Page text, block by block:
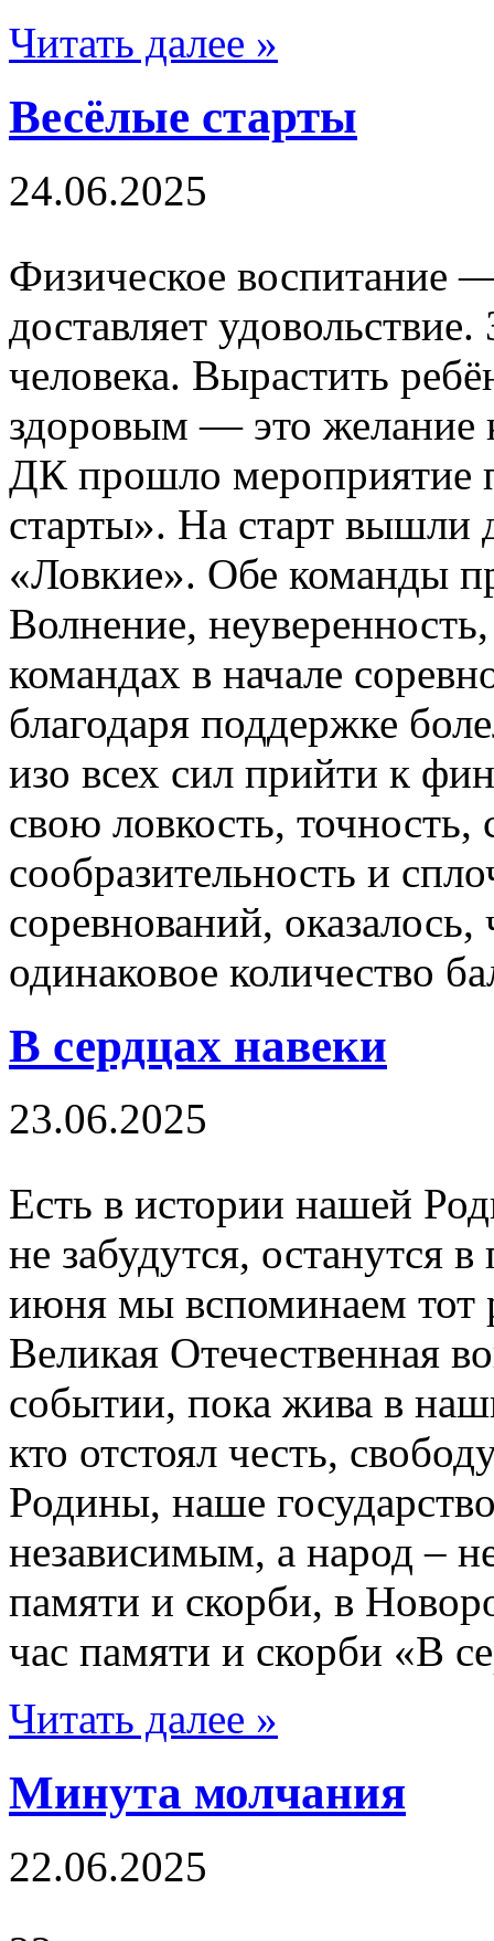
Читать далее »
Весёлые старты
24.06.2025
Физическое воспитание
доставляет
человека. Вырастить
здоровым — это желание
ДК прошло мероприятие
старты». На старт
«Ловкие». Обе команды
Волнение,
командах в начале
благодаря поддержке
изо всех сил прийти к
свою ловкость, точность,
сообразительность и
соревнований,
одинаковое количество
В сердцах навеки
23.06.2025
Есть в истории нашей
не забудутся, останутся
июня мы вспоминаем тот
Великая Отечественная
событии, пока жива в
кто отстоял честь,
Родины, наше
независимым, а народ –
памяти и скорби, в
час памяти и скорби «В
Читать далее »
Минута молчания
22.06.2025